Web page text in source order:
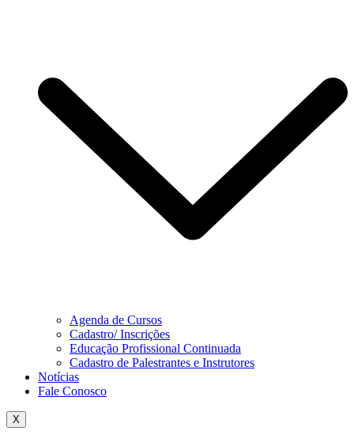
Agenda de Cursos
Cadastro/ Inscrições
Educação Profissional Continuada
Cadastro de Palestrantes e Instrutores
Notícias
Fale Conosco
X